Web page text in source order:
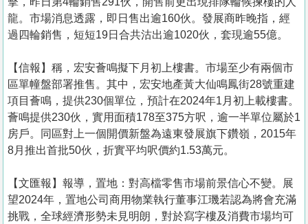
龍。市場消息透露，即日售出逾160伙。發展商昨晚指，經
過四輪銷售，短短19日合共沽出逾1020伙，套現逾55億。
【信報】稱，宏安薈鳴擬下月初上樓書。市場至少有兩個市
區單幢盤部署推售。其中，宏安地產黃大仙鳴鳳街28號重建
項目薈鳴，提供230個單位，預計在2024年1月初上載樓書。
薈鳴提供230伙，實用面積178至375方呎，逾一半單位屬於1
房戶。同區對上一個開價新盤為遠東發展旗下鑽嶺，2015年
8月推出首批50伙，折實平均呎價約1.53萬元。
【文匯報】報導，置地：對高檔零售市場前景信心不變。展
望2024年，置地公司商用物業執行董事江璣若認為將會充滿
挑戰，全球經濟形勢未見明朗，對於寫字樓及消費市場均可